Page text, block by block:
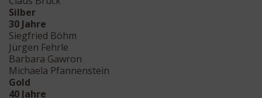
Silber
30 Jahre
Siegfried Böhm
Jürgen Fehrle
Barbara Gawron
Michaela Pfannenstein
Gold
40 Jahre